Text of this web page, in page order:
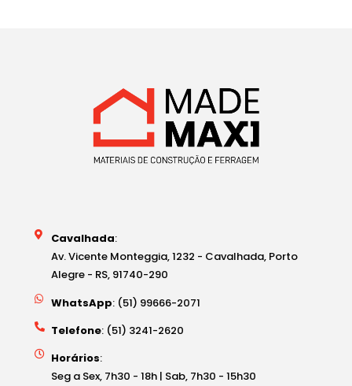
Cavalhada:
Av. Vicente Monteggia, 1232 - Cavalhada, Porto
Alegre - RS, 91740-290
WhatsApp: (51) 99666-2071
Telefone: (51) 3241-2620
Horários:
Seg a Sex, 7h30 - 18h | Sab, 7h30 - 15h30